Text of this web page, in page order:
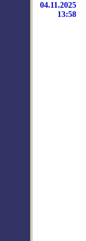
04.11.2025
13:58